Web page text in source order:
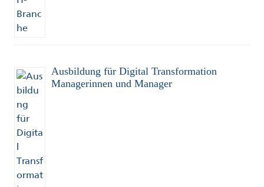
Ausbildung für Digital Transformation
Managerinnen und Manager